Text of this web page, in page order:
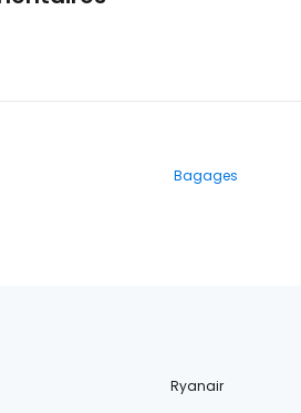
Bagages
Ryanair